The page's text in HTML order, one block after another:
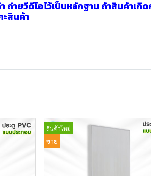
ายวีดีโอไว้เป็นหลักฐาน ถ้าสินค้าเกิด
สินค้า
สินค้าใหม่
ขาย